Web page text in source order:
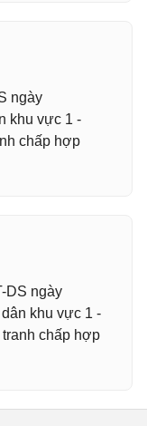
ngày
khu vực 1 -
chấp hợp
DS ngày
khu vực 1 -
chấp hợp